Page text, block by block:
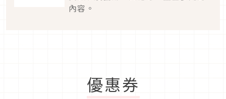
內容。
優惠券